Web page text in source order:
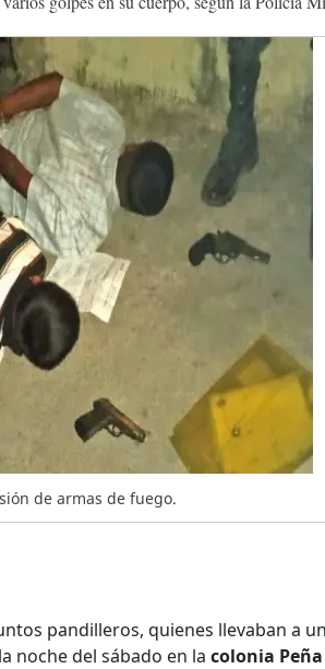
de armas de fuego.
pandilleros, quienes llevaban a
noche del sábado en la colonia